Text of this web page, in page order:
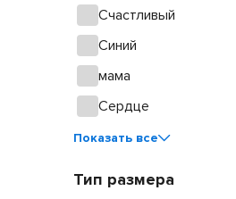
Счастливый
Синий
мама
Сердце
Показать все
Тип размера